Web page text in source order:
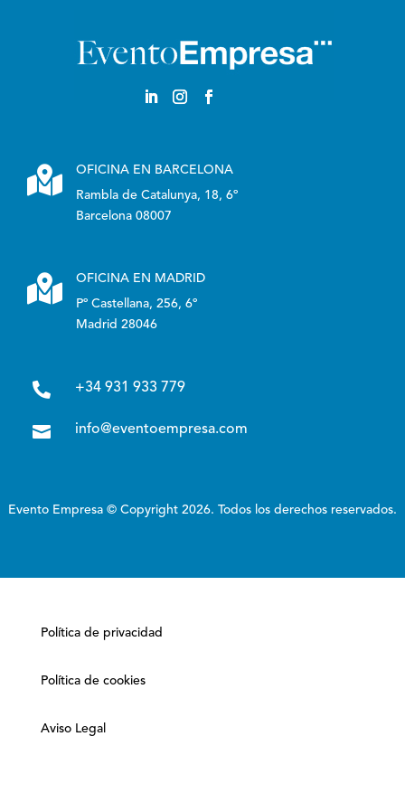

OFICINA EN BARCELONA
Rambla de Catalunya, 18, 6º
Barcelona 08007

OFICINA EN MADRID
Pº Castellana, 256, 6º
Madrid 28046
 +34 931 933 779
 info@eventoempresa.com
Evento Empresa © Copyright 2026. Todos los derechos reservados.
Política de privacidad
Política de cookies
Aviso Legal